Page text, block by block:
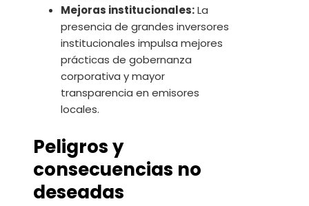
Mejoras institucionales:La
presencia de grandes inversores
institucionales impulsa mejores
prácticas de gobernanza
corporativa y mayor
transparencia en emisores
locales.
Peligros y
consecuencias no
deseadas